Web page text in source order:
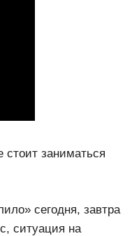
заниматься
сегодня, завтра
ситуация на